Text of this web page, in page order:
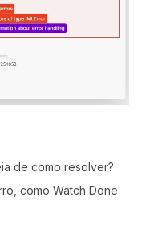
de como resolver?
como Watch Done